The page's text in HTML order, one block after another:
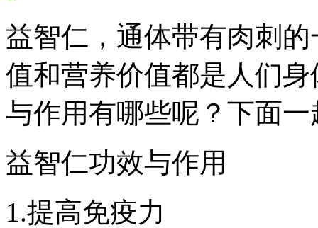
益智仁，通体带有肉刺
值和营养价值都是人们
与作用有哪些呢？下面
益智仁功效与作用
1.提高免疫力